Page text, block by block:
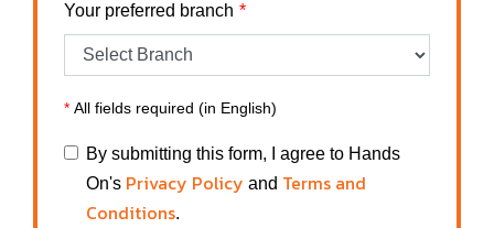
Your preferred branch
* All fields required (in English)
By submitting this form, I agree to Hands
On's Privacy Policy and Terms and
Conditions.